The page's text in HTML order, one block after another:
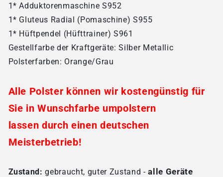
1* Adduktorenmaschine S952
1* Gluteus Radial (Pomaschine) S955
1* Hüftpendel (Hüfttrainer) S961
Gestellfarbe der Kraftgeräte: Silber Metallic
Polsterfarben: Orange/Grau
Alle Polster können wir kostengünstig für
Sie in Wunschfarbe umpolstern
lassen durch einen deutschen
Meisterbetrieb!
Zustand: gebraucht, guter Zustand -alle Geräte